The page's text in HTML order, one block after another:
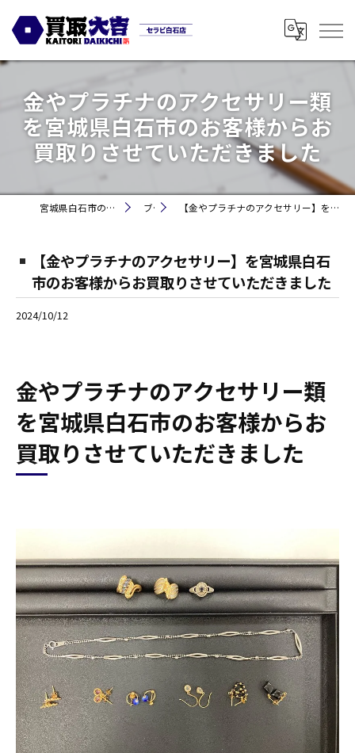
金やプラチナのアクセサリー類
を宮城県白石市のお客様からお
買取りさせていただきました
宮城県白石市の買取なら買取大吉セラビ白石店 ブログ 【金やプラチナのアクセサリー】を宮城県白石市のお客様からお買取りさせていただきました
【金やプラチナのアクセサリー】を宮城県白石
市のお客様からお買取りさせていただきました
2024/10/12
金やプラチナのアクセサリー類
を宮城県白石市のお客様からお
買取りさせていただきました